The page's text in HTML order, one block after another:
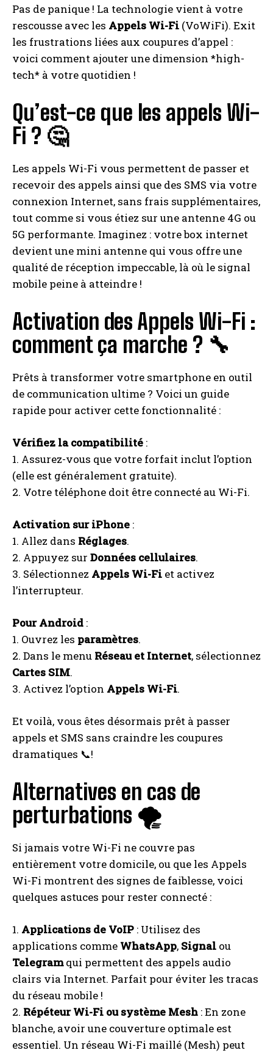
Pas de panique ! La technologie vient à votre
rescousse avec les Appels Wi-Fi (VoWiFi). Exit
les frustrations liées aux coupures d’appel :
voici comment ajouter une dimension *high-
tech* à votre quotidien !
Qu’est-ce que les appels Wi-
Fi ? 🤔
Les appels Wi-Fi vous permettent de passer et
recevoir des appels ainsi que des SMS via votre
connexion Internet, sans frais supplémentaires,
tout comme si vous étiez sur une antenne 4G ou
5G performante. Imaginez : votre box internet
devient une mini antenne qui vous offre une
qualité de réception impeccable, là où le signal
mobile peine à atteindre !
Activation des Appels Wi-Fi :
comment ça marche ? 🔧
Prêts à transformer votre smartphone en outil
de communication ultime ? Voici un guide
rapide pour activer cette fonctionnalité :
Vérifiez la compatibilité :
1. Assurez-vous que votre forfait inclut l’option
(elle est généralement gratuite).
2. Votre téléphone doit être connecté au Wi-Fi.
Activation sur iPhone :
1. Allez dans Réglages.
2. Appuyez sur Données cellulaires.
3. Sélectionnez Appels Wi-Fi et activez
l’interrupteur.
Pour Android :
1. Ouvrez les paramètres.
2. Dans le menu Réseau et Internet, sélectionnez
Cartes SIM.
3. Activez l’option Appels Wi-Fi.
Et voilà, vous êtes désormais prêt à passer
appels et SMS sans craindre les coupures
dramatiques 📞!
Alternatives en cas de
perturbations 🌪️
Si jamais votre Wi-Fi ne couvre pas
entièrement votre domicile, ou que les Appels
Wi-Fi montrent des signes de faiblesse, voici
quelques astuces pour rester connecté :
1. Applications de VoIP : Utilisez des
applications comme WhatsApp, Signal ou
Telegramqui permettent des appels audio
clairs via Internet. Parfait pour éviter les tracas
du réseau mobile !
2. Répéteur Wi-Fi ou système Mesh : En zone
blanche, avoir une couverture optimale est
essentiel. Un réseau Wi-Fi maillé (Mesh) peut